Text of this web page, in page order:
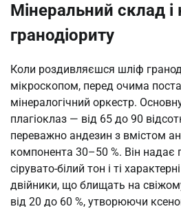
Мінеральний склад і
гранодіориту
Коли роздивляєшся шліф
мікроскопом, перед очима
мінералогічний оркестр.
плагіоклаз — від 65 до 90
переважно андезин з вмістом
компонента 30–50 %. Він надає
сірувато-білий тон і ті
двійники, що блищать на
від 20 до 60 %, утворюючи